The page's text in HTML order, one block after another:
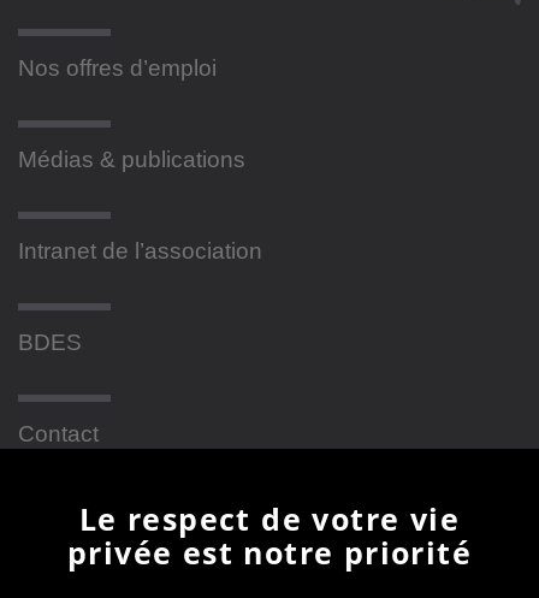
Nos offres d’emploi
Médias & publications
Intranet de l’association
BDES
Contact
Newsletter
Le respect de votre vie
privée est notre priorité